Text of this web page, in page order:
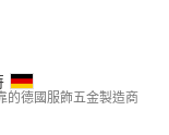
的德國服飾五金製造商